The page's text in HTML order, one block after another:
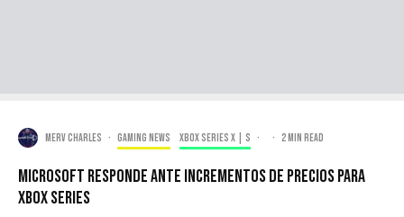
Merv Charles · Gaming news Xbox Series X | S · · 2 min read
Microsoft Responde Ante Incrementos De Precios Para
Xbox Series